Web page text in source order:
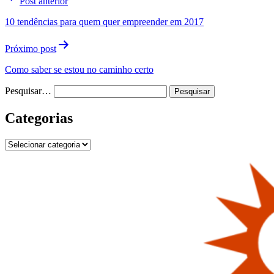
Post
10 tendências para quem quer empreender em 2017
Próximo post
Como saber se estou no caminho certo
Pesquisar…
Categorias
Categorias